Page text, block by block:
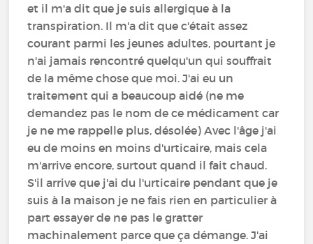
et il m'a dit que je suis allergique à la
transpiration. Il m'a dit que c'était assez
courant parmi les jeunes adultes, pourtant je
n'ai jamais rencontré quelqu'un qui souffrait
de la même chose que moi. J'ai eu un
traitement qui a beaucoup aidé (ne me
demandez pas le nom de ce médicament car
je ne me rappelle plus, désolée) Avec l'âge j'ai
eu de moins en moins d'urticaire, mais cela
m'arrive encore, surtout quand il fait chaud.
S'il arrive que j'ai du l'urticaire pendant que je
suis à la maison je ne fais rien en particulier à
part essayer de ne pas le gratter
machinalement parce que ça démange. J'ai